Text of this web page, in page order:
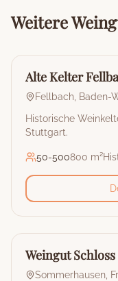
Weitere
Weingut
Alte Kelter
Fellbach Baden-
Historische
Stuttgart.
50-500800 m²
Weingut
Weingut
Sommerhausen